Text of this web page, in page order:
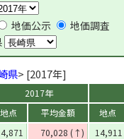
地価公示
地価調査
県> [2017年]
2017年
地点
平均金額
地点
70,028 (↑)
14,911